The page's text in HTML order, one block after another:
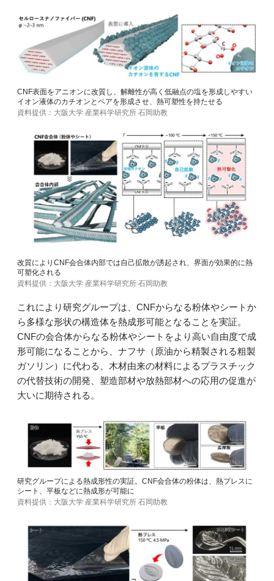
CNF表面をアニオンに改質し、解離性が高く低融点の塩を形成しやすい
イオン液体のカチオンとペアを形成させ、熱可塑性を持たせる
資料提供：大阪大学 産業科学研究所 石岡助教
改質によりCNF会合体内部では自己拡散が誘起され、界面が効果的に熱
可塑化される
資料提供：大阪大学 産業科学研究所 石岡助教
これにより研究グループは、CNFからなる粉体やシートか
ら多様な形状の構造体を熱成形可能となることを実証。
CNFの会合体からなる粉体やシートをより高い自由度で成
形可能になることから、ナフサ（原油から精製される粗製
ガソリン）に代わる、木材由来の材料によるプラスチック
の代替技術の開発、塑造部材や放熱部材への応用の促進が
大いに期待される。
研究グループによる熱成形性の実証。CNF会合体の粉体は、熱プレスに
シート、平板などに熱成形が可能に
資料提供：大阪大学 産業科学研究所 石岡助教